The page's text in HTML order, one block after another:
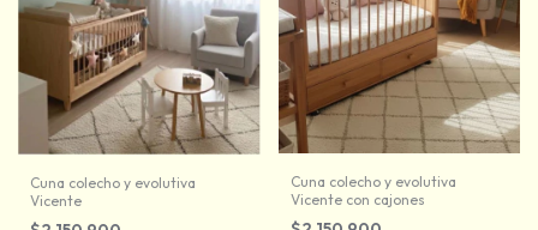
Cuna colecho y evolutiva
Vicente
Cuna colecho y evolutiva
Vicente con cajones